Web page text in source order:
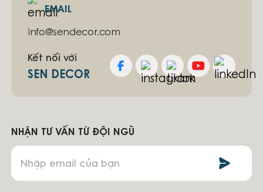
NHẬN TƯ VẤN TỪ ĐỘI NGŨ
EMAIL
info@sendecor.com
Kết nối với
SEN DECOR